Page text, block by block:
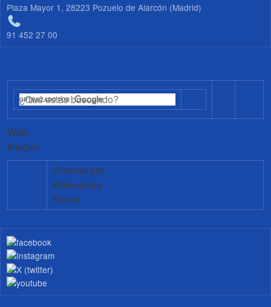
Plaza Mayor 1, 28223 Pozuelo de Alarcón (Madrid)
91 452 27 00
Web
Imagen
Ordenar por
Relevancia
Fecha